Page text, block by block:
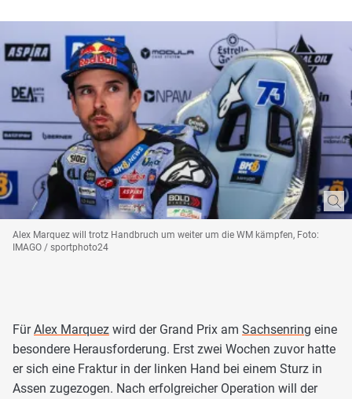
Alex Marquez will trotz Handbruch um weiter um die WM kämpfen, Foto:
IMAGO / sportphoto24
FürAlex Marquez wird der Grand Prix am Sachsenring eine
besondere Herausforderung. Erst zwei Wochen zuvor hatte
er sich eine Fraktur in der linken Hand bei einem Sturz in
Assen zugezogen. Nach erfolgreicher Operation will der